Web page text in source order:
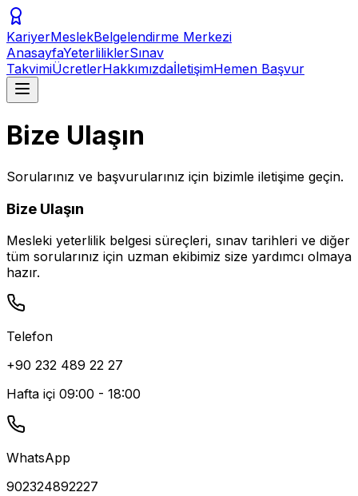
KariyerMeslekBelgelendirme Merkezi
AnasayfaYeterliliklerSınav
TakvimiÜcretlerHakkımızdaİletişimHemen Başvur
Bize Ulaşın
Sorularınız ve başvurularınız için bizimle iletişime geçin.
Bize Ulaşın
Mesleki yeterlilik belgesi süreçleri, sınav tarihleri ve diğer
tüm sorularınız için uzman ekibimiz size yardımcı olmaya
hazır.
Telefon
+90 232 489 22 27
Hafta içi 09:00 - 18:00
WhatsApp
902324892227